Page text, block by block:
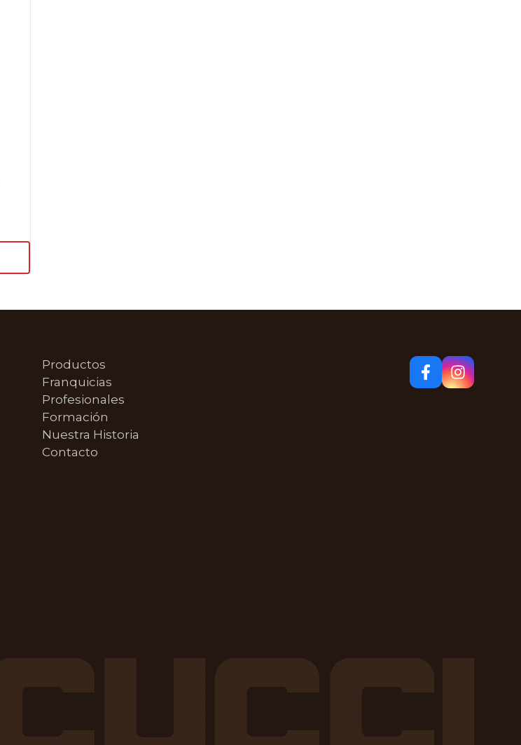
Productos
Franquicias
Profesionales
Formación
Nuestra Historia
Contacto